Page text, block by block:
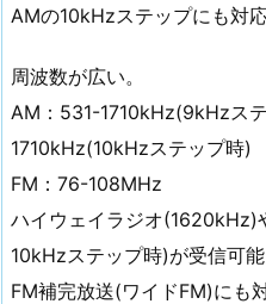
AMの10kHzステップにも対
周波数が広い。
AM：531-1710kHz(9kHzス
1710kHz(10kHzステップ時)
FM：76-108MHz
ハイウェイラジオ(1620kHz)
10kHzステップ時)が受信可能
FM補完放送(ワイドFM)にも